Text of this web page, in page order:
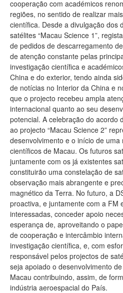
cooperação com académicos
regiões, no sentido de realizar
científica. Desde a divulgação dos
satélites “Macau Science 1”,
de pedidos de descarregamento
de atenção constante pelas
investigação científica e
China e do exterior, tendo ainda
de notícias no Interior da China e
que o projecto recebeu ampla
internacional quanto ao seu
potencial. A celebração do acordo
ao projecto “Macau Science 2”
desenvolvimento e o início de
científicos de Macau. Os futuros
juntamente com os já existentes
constituirão uma constelação de
observação mais abrangente e
magnético da Terra. No futuro, a
proactiva, e juntamente com a FM
interessadas, conceder apoio
esperança de, aproveitando o
de cooperação e intercâmbio
investigação científica, e, com
responsável pelos projectos de
seja apoiado o desenvolvimento
Macau contribuindo, assim, de
indústria aeroespacial do País.